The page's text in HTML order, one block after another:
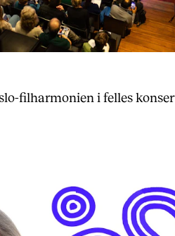
filharmonien i felles